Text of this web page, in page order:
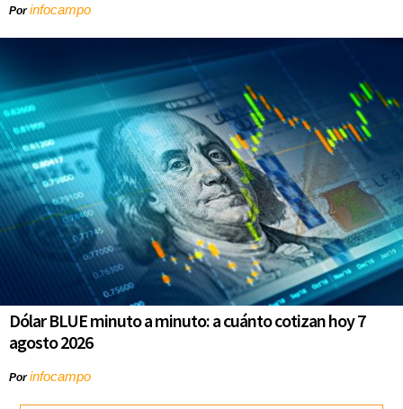
Porinfocampo
Dólar BLUE minuto a minuto: a cuánto cotizan hoy 7
agosto 2026
Porinfocampo